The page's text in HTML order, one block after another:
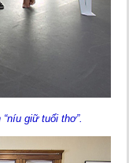
giữ tuổi thơ”.